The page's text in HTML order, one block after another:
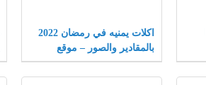
اكلات يمنيه في رمضان 2022
بالمقادير والصور – موقع
محتويات